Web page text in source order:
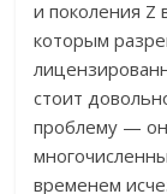
и поколения Z
которым
стоит
проблему —
временем